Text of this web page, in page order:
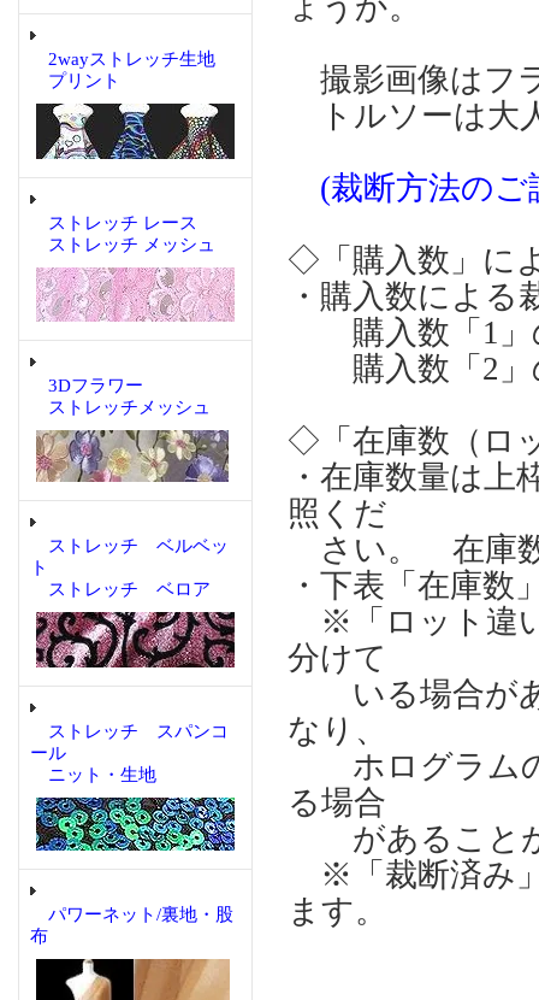
2wayストレッチ生地
プリント
ストレッチ レース
ストレッチ メッシュ
3Dフラワー
ストレッチメッシュ
ストレッチ ベルベッ
ト
ストレッチ ベロア
ストレッチ スパンコ
ール
ニット・生地
パワーネット/裏地・股
布
ょうか。
撮影画像はフ
トルソーは大
(裁断方法のご
◇「購入数」に
・購入数による
購入数「1」
購入数「2」
◇「在庫数（ロ
・在庫数量は上
照くだ
さい。 在庫数
・下表「在庫
※「ロット違
分けて
いる場合があ
なり、
ホログラムの
る場合
があること
※「裁断済み
ます。